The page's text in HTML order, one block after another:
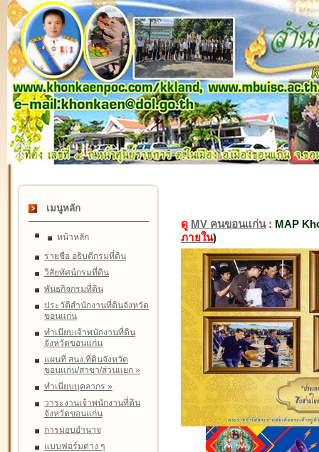
เมนูหลัก
หน้าหลัก
รายชื่อ อธิบดีกรมที่ดิน
วิสัยทัศน์กรมที่ดิน
พันธกิจกรมที่ดิน
ประวัติสำนักงานที่ดินจังหวัด
ขอนแก่น
ทำเนียบเจ้าพนักงานที่ดิน
จังหวัดขอนแก่น
แผนที่ สนง.ที่ดินจังหวัด
ขอนแก่น/สาขา/ส่วนแยก »
ทำเนียบบุคลากร »
วาระงานเจ้าพนักงานที่ดิน
จังหวัดขอนแก่น
การมอบอำนาจ
แบบฟอร์มต่าง ๆ
ดู MV คนขอนแก่น: MAP
ภายใน)